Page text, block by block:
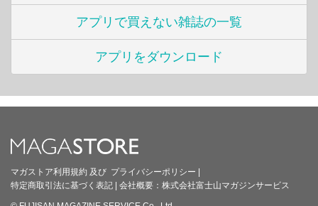
アプリで買えない雑誌の一覧
アプリをダウンロード
マガストア利用規約 及び プライバシーポリシー
特定商取引法に基づく表記
会社概要： 株式会社富士山マガジンサービス